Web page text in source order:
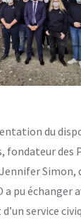
du
fondateur des
Simon,
a pu échanger
service